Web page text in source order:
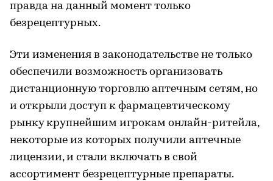
правда на данный момент только
безрецептурных.
Эти изменения в законодательстве не только
обеспечили возможность организовать
дистанционную торговлю аптечным сетям, но
и открыли доступ к фармацевтическому
рынку крупнейшим игрокам онлайн-ритейла,
некоторые из которых получили аптечные
лицензии, и стали включать в свой
ассортимент безрецептурные препараты.